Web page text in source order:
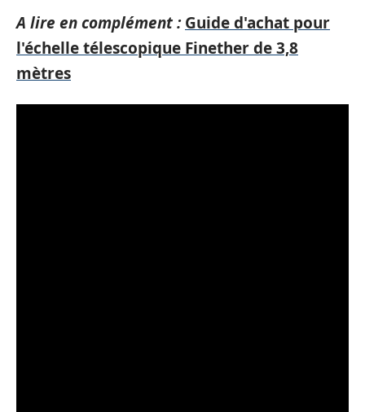
A lire en complément : Guide d'achat pour
l'échelle télescopique Finether de 3,8
mètres